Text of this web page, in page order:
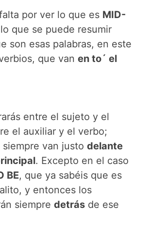
por ver lo que es MID-
que se puede resumir
son esas palabras, en este
que van en to´ el
entre el sujeto y el
el auxiliar y el verbo;
van justo delante
. Excepto en el caso
BE, que ya sabéis que es
y entonces los
siempre detrás de ese